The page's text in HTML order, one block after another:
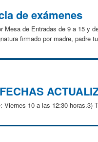
de exámenes
de Entradas de 9 a 15 y
firmado por madre, padre
10 a las 12:30 horas.3)